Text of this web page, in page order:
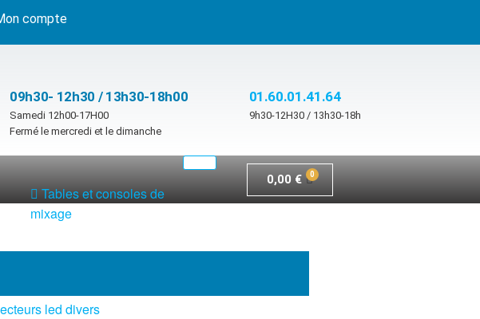
compte
09h30- 12h30 / 13h30-18h00
Samedi 12h00-17H00
Fermé le mercredi et le dimanche
01.60.01.41.64
9h30-12H30 / 13h30-18h
Tables et consoles de
mixage
led divers
0,00 €